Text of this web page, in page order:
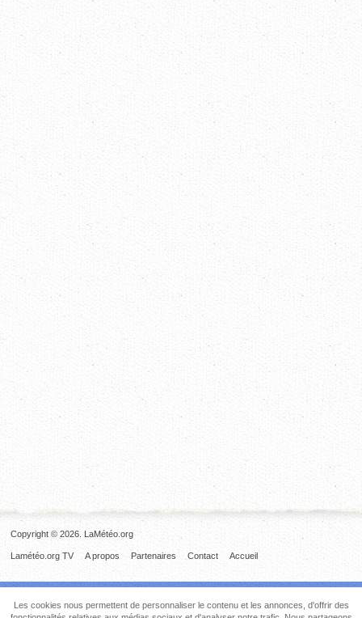
Copyright © 2026. LaMétéo.org
Accueil
Contact
Partenaires
A propos
Lamétéo.org TV
Les cookies nous permettent de personnaliser le contenu et les annonces, d'offrir des